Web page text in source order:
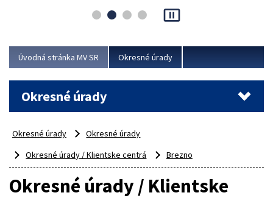
asociácie poisťovní (SLASPO) a Ministerstva vnútra SR.
Viac
pause_presentation
Úvodná stránka MV SR Okresné úrady
Okresné úrady
Okresné úrady
Okresné úrady
Okresné úrady / Klientske centrá
Brezno
Okresné úrady / Klientske